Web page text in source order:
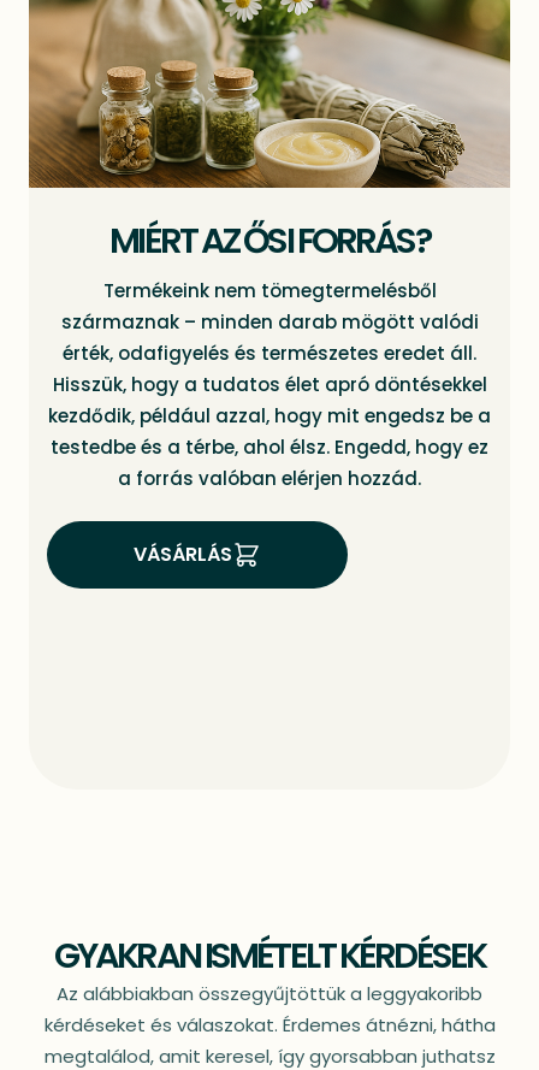
MIÉRT AZ ŐSI FORRÁS?
Termékeink nem tömegtermelésből
származnak – minden darab mögött valódi
érték, odafigyelés és természetes eredet áll.
Hisszük, hogy a tudatos élet apró döntésekkel
kezdődik, például azzal, hogy mit engedsz be a
testedbe és a térbe, ahol élsz. Engedd, hogy ez
a forrás valóban elérjen hozzád.
VÁSÁRLÁS
GYAKRAN ISMÉTELT KÉRDÉSEK
Az alábbiakban összegyűjtöttük a leggyakoribb
kérdéseket és válaszokat. Érdemes átnézni, hátha
megtalálod, amit keresel, így gyorsabban juthatsz